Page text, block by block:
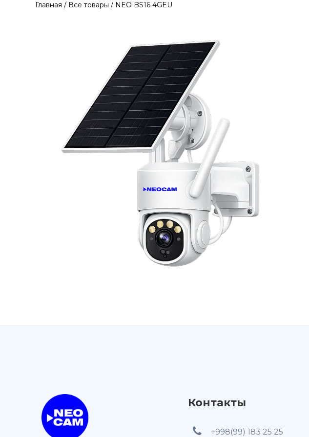
Главная / Все товары / NEO BS16 4GEU
Контакты
+998(99) 183 25 25